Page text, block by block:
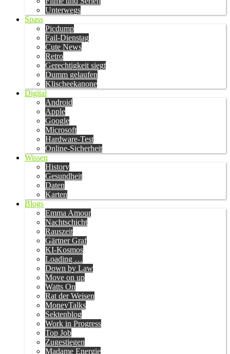
Unterwegs
Spass
Picdump
Fail-Dienstag
Cute News
Retro
Gerechtigkeit siegt
Dumm gelaufen
Klischeekanone
Digital
Android
Apple
Google
Microsoft
Hardware-Test
Online-Sicherheit
Wissen
History
Gesundheit
Daten
Karten
Blogs
Emma Amour
Nachtschicht
Rauszeit
Gärtner Graf
KI-Kosmos
Loading …
Down by Law
Move on up
Watts On
Rat der Weisen
MoneyTalks
Sektenblog
Work in Progress
Top Job
Zugestiegen
Madame Energie